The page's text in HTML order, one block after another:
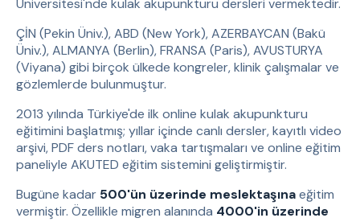
Üniversitesi'nde kulak akupunkturu dersleri vermektedir.
ÇİN (Pekin Üniv.), ABD (New York), AZERBAYCAN (Bakü
Üniv.), ALMANYA (Berlin), FRANSA (Paris), AVUSTURYA
(Viyana) gibi birçok ülkede kongreler, klinik çalışmalar ve
gözlemlerde bulunmuştur.
2013 yılında Türkiye'de ilk online kulak akupunkturu
eğitimini başlatmış; yıllar içinde canlı dersler, kayıtlı video
arşivi, PDF ders notları, vaka tartışmaları ve online eğitim
paneliyle AKUTED eğitim sistemini geliştirmiştir.
Bugüne kadar 500'ün üzerinde meslektaşınaeğitim
vermiştir. Özellikle migren alanında 4000'in üzerinde